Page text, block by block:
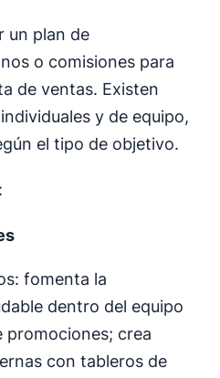
un plan de
o comisiones para
de ventas. Existen
y de equipo,
el tipo de objetivo.
fomenta la
dentro del equipo
promociones; crea
con tableros de